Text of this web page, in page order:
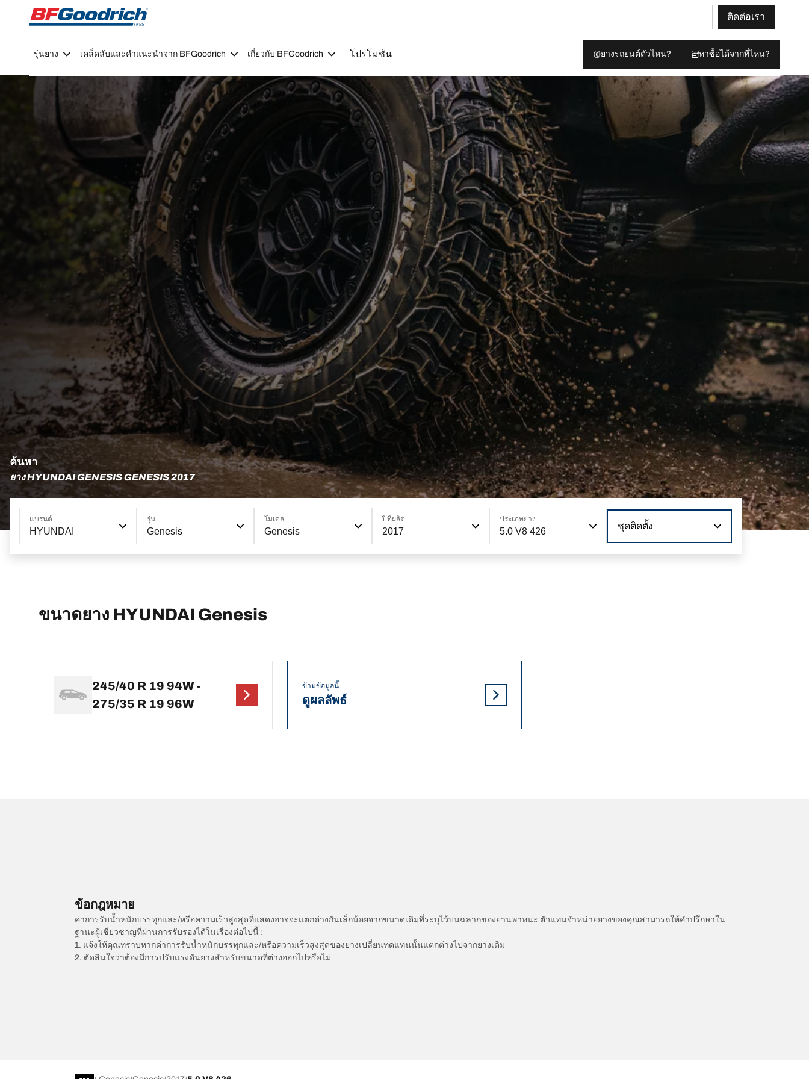
Go to page content
Go to page navigation
ติดต่อเรา
รุ่นยาง เคล็ดลับและคำแนะนำจาก BFGoodrich เกี่ยวกับ BFGoodrich โปรโมชัน ยางรถยนต์ตัวไหน? หาซื้อได้จากที่ไหน?
ค้นหา
ยาง HYUNDAI GENESIS GENESIS 2017
แบรนด์
HYUNDAI
รุ่น
Genesis
โมเดล
Genesis
ปีที่ผลิต
2017
ประเภทยาง
5.0 V8 426
ชุดติดตั้ง
ขนาดยาง HYUNDAI Genesis
245/40 R 19 94W -
275/35 R 19 96W
ข้ามข้อมูลนี้
ดูผลลัพธ์
ข้อกฎหมาย
ค่าการรับน้ำหนักบรรทุกและ/หรือความเร็วสูงสุดที่แสดงอาจจะแตกต่างกันเล็กน้อยจากขนาดเดิมที่ระบุไว้บนฉลากของยานพาหนะ ตัวแทนจำหน่ายยางของคุณสามารถให้คำปรึกษาใน
ฐานะผู้เชี่ยวชาญที่ผ่านการรับรองได้ในเรื่องต่อไปนี้ :
1. แจ้งให้คุณทราบหากค่าการรับน้ำหนักบรรทุกและ/หรือความเร็วสูงสุดของยางเปลี่ยนทดแทนนั้นแตกต่างไปจากยางเดิม
2. ตัดสินใจว่าต้องมีการปรับแรงดันยางสำหรับขนาดที่ต่างออกไปหรือไม่